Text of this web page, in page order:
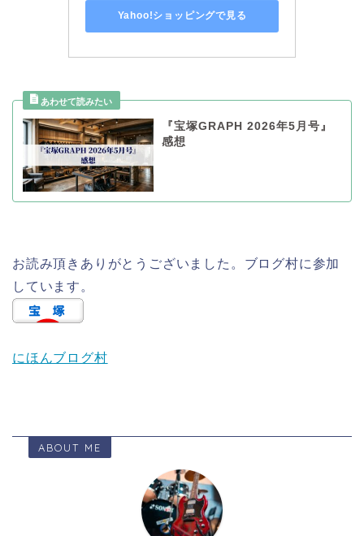
Yahoo!ショッピングで見る
『宝塚GRAPH 2026年5月号』
感想
お読み頂きありがとうございました。ブログ村に参加
しています。
にほんブログ村
ABOUT ME